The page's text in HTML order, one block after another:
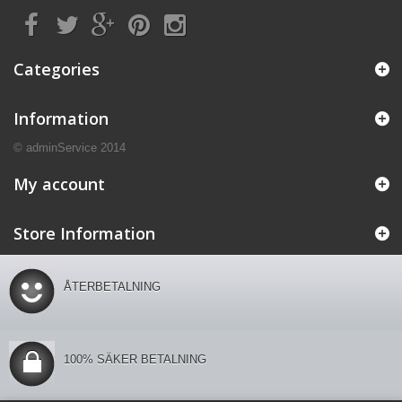
Categories
Information
© adminService 2014
My account
Store Information
ÅTERBETALNING
100% SÄKER BETALNING